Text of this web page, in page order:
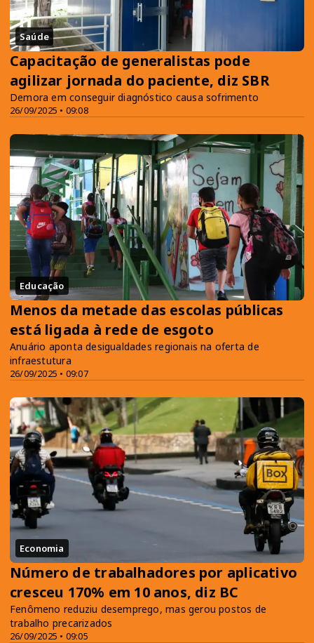
Saúde
26/09/2025 • 09:08
Capacitação de generalistas pode
agilizar jornada do paciente, diz SBR
Demora em conseguir diagnóstico causa sofrimento
Educação
26/09/2025 • 09:07
Menos da metade das escolas públicas
está ligada à rede de esgoto
Anuário aponta desigualdades regionais na oferta de
infraestutura
Economia
26/09/2025 • 09:05
Número de trabalhadores por aplicativo
cresceu 170% em 10 anos, diz BC
Fenômeno reduziu desemprego, mas gerou postos de
trabalho precarizados